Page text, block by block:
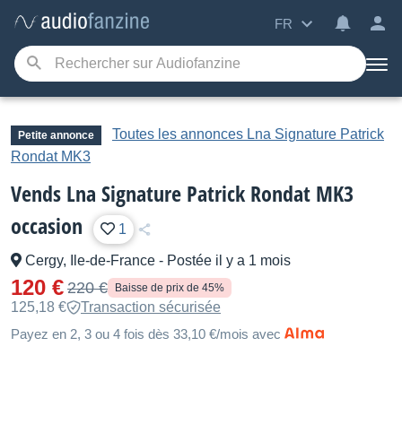
FR
Petite annonce
Toutes les annonces Lna Signature Patrick
Rondat MK3
Vends Lna Signature Patrick Rondat MK3
occasion
1
Cergy, Ile-de-France - Postée il y a 1 mois
120 € 220 € Baisse de prix de 45%
125,18 €
Transaction sécurisée
Payez en 2, 3 ou 4 fois dès 33,10 €/mois avec